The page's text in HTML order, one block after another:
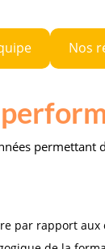
Nos
par rapport aux